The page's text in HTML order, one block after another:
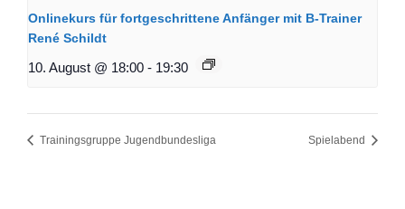
Onlinekurs für fortgeschrittene Anfänger mit B-Trainer
René Schildt
10. August @ 18:00 - 19:30
Trainingsgruppe Jugendbundesliga Spielabend